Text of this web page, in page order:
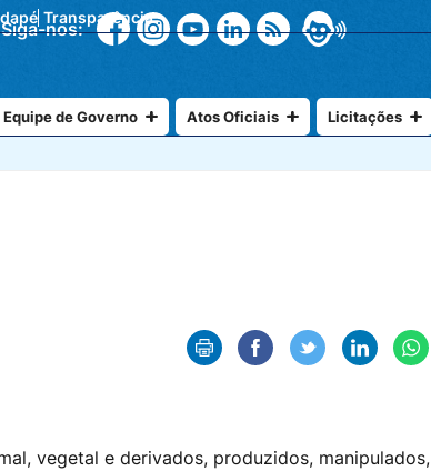
Transparência
Siga-nos:
Equipe de Governo Atos Oficiais Licitações
vegetal e derivados, produzidos, manipulados,